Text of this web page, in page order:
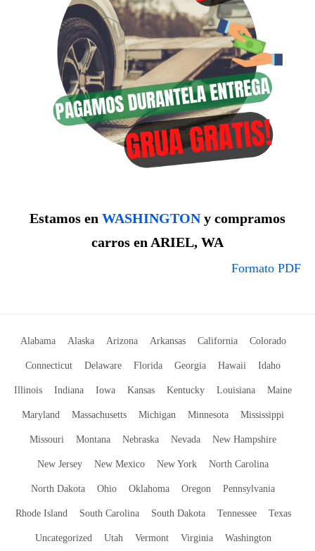
Estamos en WASHINGTONy compramos
carros en ARIEL, WA
Formato PDF
Alabama Alaska Arizona Arkansas California Colorado
Connecticut Delaware Florida Georgia Hawaii Idaho
Illinois Indiana Iowa Kansas Kentucky Louisiana Maine
Maryland Massachusetts Michigan Minnesota Mississippi
Missouri Montana Nebraska Nevada New Hampshire
New Jersey New Mexico New York North Carolina
North Dakota Ohio Oklahoma Oregon Pennsylvania
Rhode Island South Carolina South Dakota Tennessee Texas
Uncategorized Utah Vermont Virginia Washington